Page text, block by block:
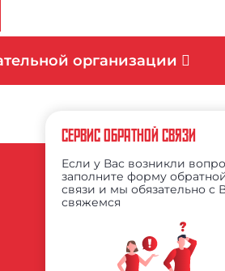
организации
СЕРВИС ОБРАТНОЙ СВЯЗИ
Если у Вас возникли
заполните форму
связи и мы обязательно с
свяжемся